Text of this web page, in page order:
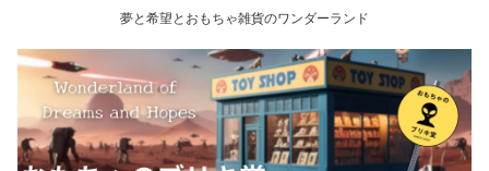
夢と希望とおもちゃ雑貨のワンダーランド